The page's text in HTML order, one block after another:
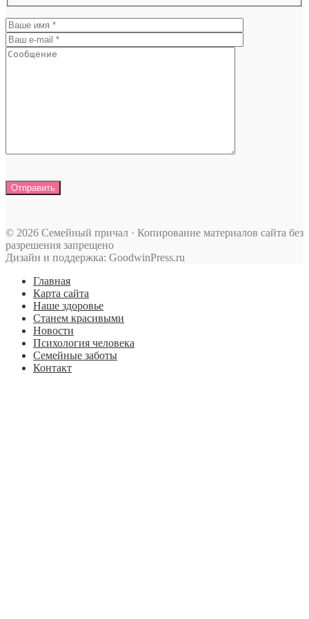
© 2026 Семейный причал · Копирование материалов сайта без
разрешения запрещено
Дизайн и поддержка: GoodwinPress.ru
Главная
Карта сайта
Наше здоровье
Станем красивыми
Новости
Психология человека
Семейные заботы
Контакт